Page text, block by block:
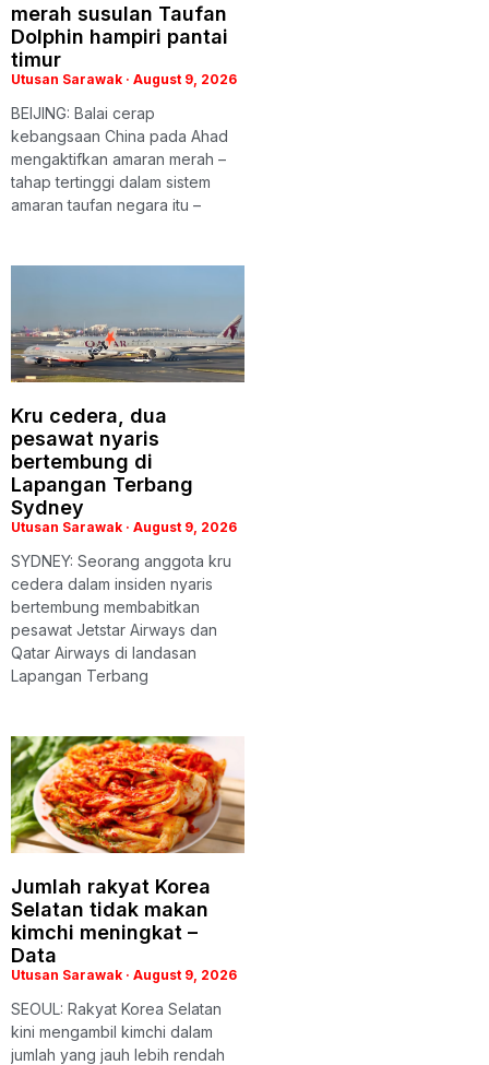
merah susulan Taufan
Dolphin hampiri pantai
timur
Utusan Sarawak August 9, 2026
BEIJING: Balai cerap
kebangsaan China pada Ahad
mengaktifkan amaran merah –
tahap tertinggi dalam sistem
amaran taufan negara itu –
Kru cedera, dua
pesawat nyaris
bertembung di
Lapangan Terbang
Sydney
Utusan Sarawak August 9, 2026
SYDNEY: Seorang anggota kru
cedera dalam insiden nyaris
bertembung membabitkan
pesawat Jetstar Airways dan
Qatar Airways di landasan
Lapangan Terbang
Jumlah rakyat Korea
Selatan tidak makan
kimchi meningkat –
Data
Utusan Sarawak August 9, 2026
SEOUL: Rakyat Korea Selatan
kini mengambil kimchi dalam
jumlah yang jauh lebih rendah